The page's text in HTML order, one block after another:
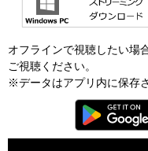
オフラインで視聴したい場
ご視聴ください。
※データはアプリ内に保存